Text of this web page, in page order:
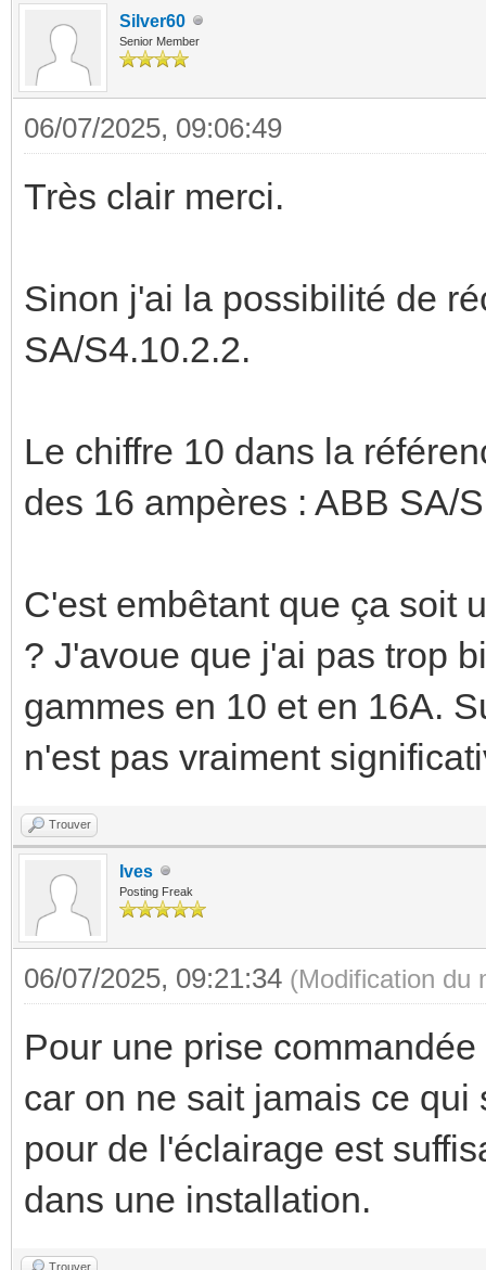
Silver60
Senior Member
06/07/2025, 09:06:49
Très clair merci.
Sinon j'ai la possibilité de
SA/S4.10.2.2.
Le chiffre 10 dans la
des 16 ampères : ABB SA/
C'est embêtant que ça soit
? J'avoue que j'ai pas trop
gammes en 10 et en 16A.
n'est pas vraiment
Trouver
Ives
Posting Freak
06/07/2025, 09:21:34 (Modification du
Pour une prise
car on ne sait jamais ce qui
pour de l'éclairage est
dans une installation.
Trouver